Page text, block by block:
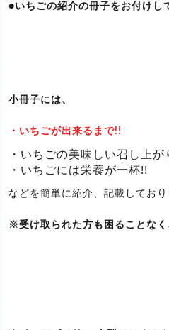
●いちごの紹介の冊子をお付けし
小冊子には、
・いちごが出来るまで!!
・いちごの美味しい召し上が
・いちごには栄養が一杯!!
などを簡単に紹介、記載しており
※受け取られた方も困ることなく